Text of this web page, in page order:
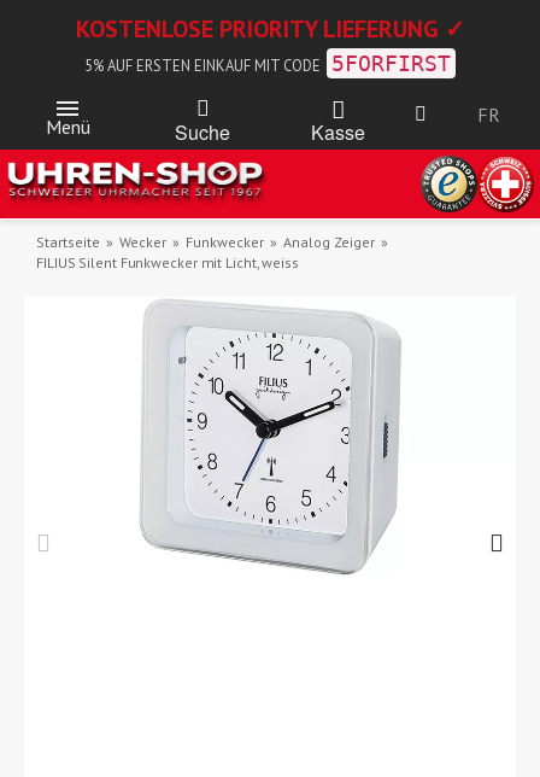
KOSTENLOSE PRIORITY LIEFERUNG ✓
5% AUF ERSTEN EINKAUF MIT CODE 5FORFIRST
Menü Suche Kasse
FR
Startseite Wecker Funkwecker
Analog Zeiger
FILIUS Silent Funkwecker mit Licht, weiss